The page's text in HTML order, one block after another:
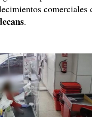
comerciales
.